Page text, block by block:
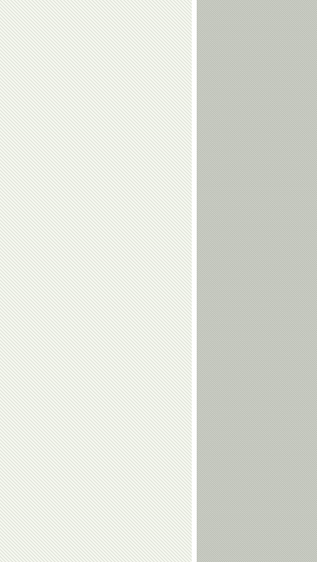
Сергей
ФИЛИППОВ
Игорь
КАЗИКОВ
Тамерлан
Башаев
Наталья
Кузютина
Валерий
Алфосов
Евгений
Гребенкин
Алексей
Дудченко
Ирина
Караваева
Елена
Чайковская
Виктор
Кудрявцев
Владимир
Воронков
Геннадий
Карпоносов
Алина
Загитова
Андрей
Максимов
Ангелина
Мельникова
Виктория
Комова